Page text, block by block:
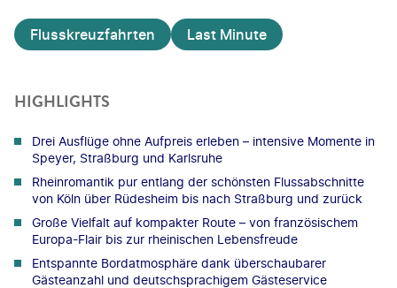
Flusskreuzfahrten Last Minute
HIGHLIGHTS
Drei Ausflüge ohne Aufpreis erleben – intensive Momente in
Speyer, Straßburg und Karlsruhe
Rheinromantik pur entlang der schönsten Flussabschnitte
von Köln über Rüdesheim bis nach Straßburg und zurück
Große Vielfalt auf kompakter Route – von französischem
Europa-Flair bis zur rheinischen Lebensfreude
Entspannte Bordatmosphäre dank überschaubarer
Gästeanzahl und deutschsprachigem Gästeservice